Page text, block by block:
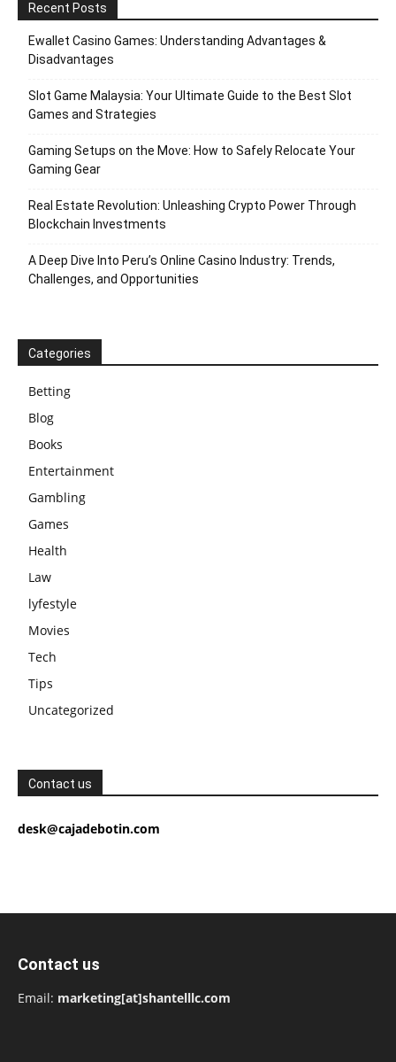
Recent Posts
Ewallet Casino Games: Understanding Advantages &
Disadvantages
Slot Game Malaysia: Your Ultimate Guide to the Best Slot
Games and Strategies
Gaming Setups on the Move: How to Safely Relocate Your
Gaming Gear
Real Estate Revolution: Unleashing Crypto Power Through
Blockchain Investments
A Deep Dive Into Peru’s Online Casino Industry: Trends,
Challenges, and Opportunities
Categories
Betting
Blog
Books
Entertainment
Gambling
Games
Health
Law
lyfestyle
Movies
Tech
Tips
Uncategorized
Contact us
desk@cajadebotin.com
Contact us
Email: marketing[at]shantelllc.com